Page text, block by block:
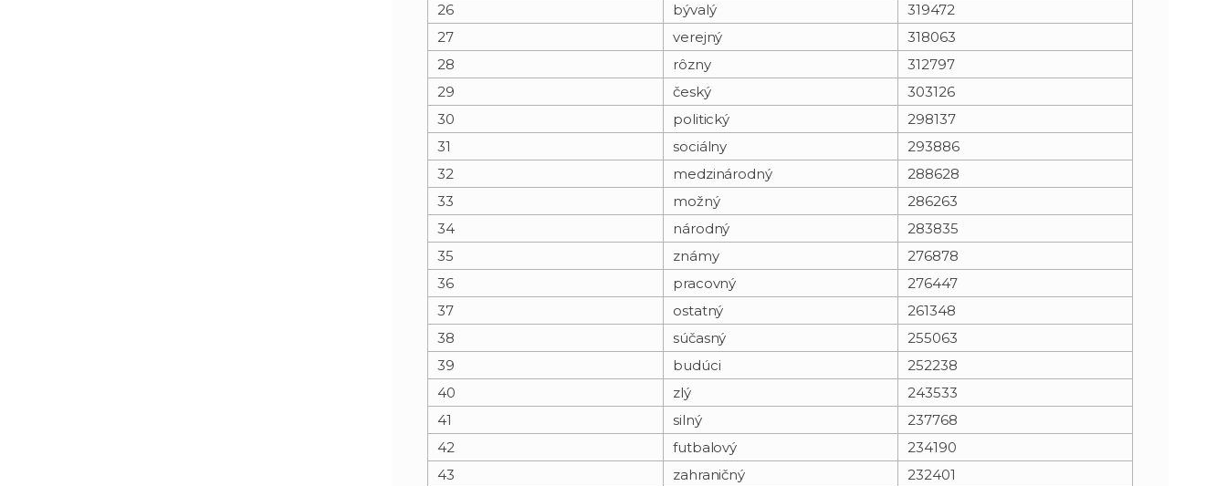
26
bývalý
319472
27
verejný
318063
28
rôzny
312797
29
český
303126
30
politický
298137
31
sociálny
293886
32
medzinárodný
288628
33
možný
286263
34
národný
283835
35
známy
276878
36
pracovný
276447
37
ostatný
261348
38
súčasný
255063
39
budúci
252238
40
zlý
243533
41
silný
237768
42
futbalový
234190
43
zahraničný
232401